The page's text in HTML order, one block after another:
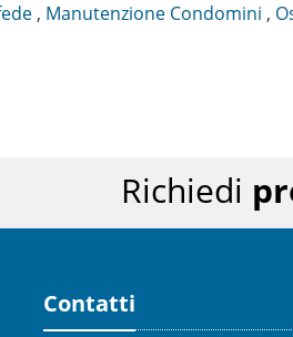
, Manutenzione Condomini ,
Richiedi
Contatti